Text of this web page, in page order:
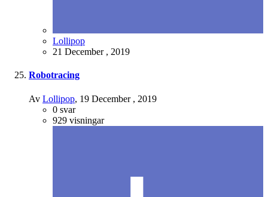
Lollipop
21 December , 2019
Robotracing
Av Lollipop, 19 December , 2019
0 svar
929 visningar